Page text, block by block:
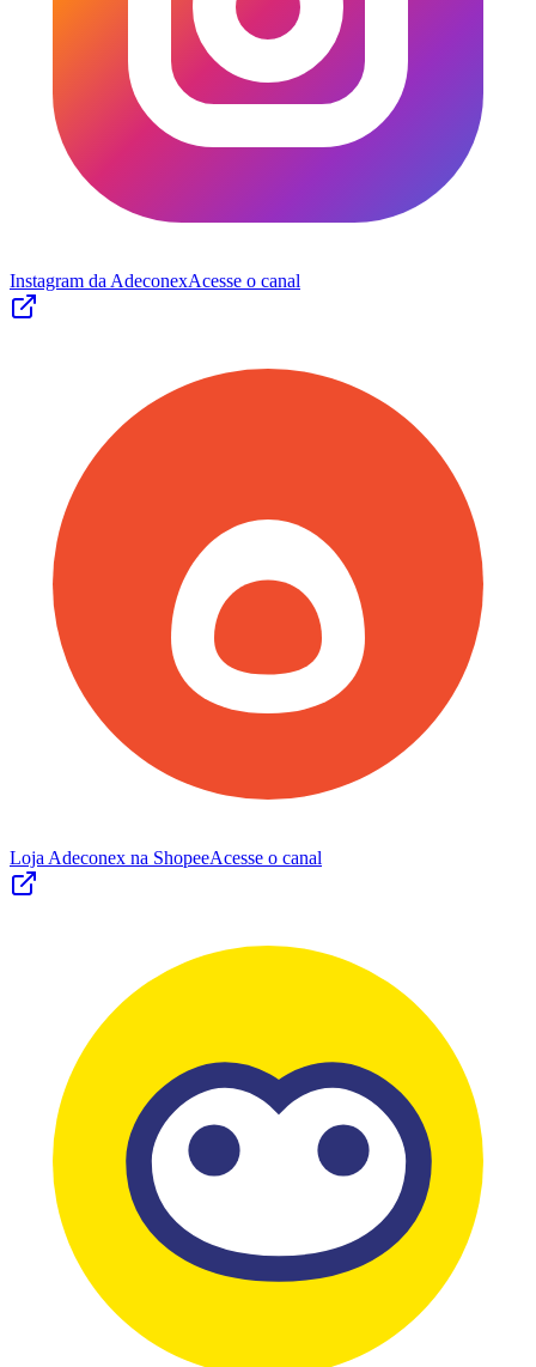
Instagram da AdeconexAcesse o canal
Loja Adeconex na ShopeeAcesse o canal